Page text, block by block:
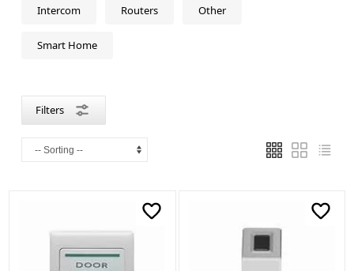
Intercom Routers Other
Smart Home
Filters
Black
China